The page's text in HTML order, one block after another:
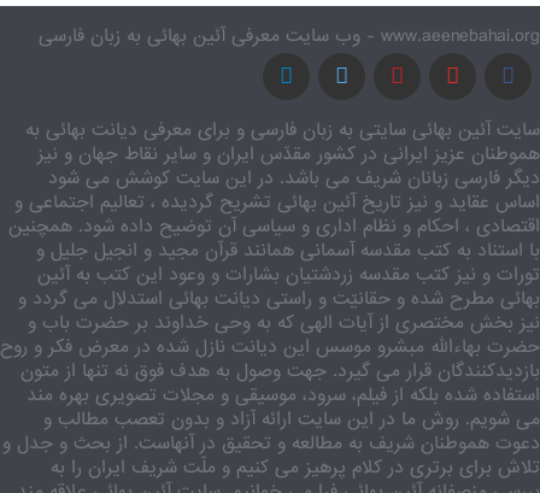
www.aeenebahai.org - وب سایت معرفی آئین بهائی به زبان فارسی
سایت آئین بهائی سایتی به زبان فارسی و برای معرفی دیانت بهائی به
هموطنان عزیز ایرانی در کشور مقدّس ایران و سایر نقاط جهان و نیز
دیگر فارسی زبانان شریف می باشد. در این سایت کوشش می شود
اساس عقاید و نیز تاریخ آئین بهائی تشریح گردیده ، تعالیم اجتماعی و
اقتصادی ، احکام و نظام اداری و سیاسی آن توضیح داده شود. همچنین
با استناد به کتب مقدسه آسمانی همانند قرآن مجید و انجیل جلیل و
تورات و نیز کتب مقدسه زردشتیان بشارات و وعود این کتب به آئین
بهائی مطرح شده و حقانیّت و راستی دیانت بهائی استدلال می گردد و
نیز بخش مختصری از آیات الهی که به وحی خداوند بر حضرت باب و
حضرت بهاءالله مبشرو موسس این دیانت نازل شده در معرض فکر و روح
بازدیدکنندگان قرار می گیرد. جهت وصول به هدف فوق نه تنها از متون
استفاده شده بلکه از فیلم، سرود، موسیقی و مجلات تصویری بهره مند
می شویم. روش ما در این سایت ارائه آزاد و بدون تعصب مطالب و
دعوت هموطنان شریف به مطالعه و تحقیق در آنهاست. از بحث و جدل و
تلاش برای برتری در کلام پرهیز می کنیم و ملّت شریف ایران را به